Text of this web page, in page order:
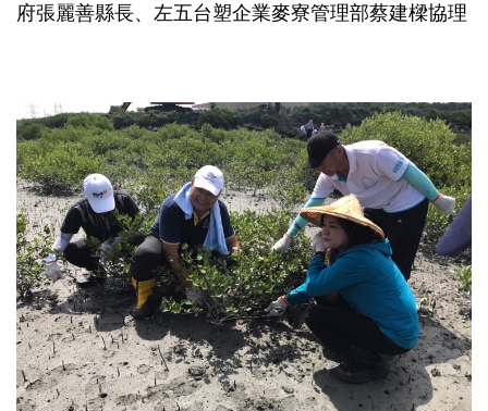
府張麗善縣長、左五台塑企業麥寮管理部蔡建樑協理